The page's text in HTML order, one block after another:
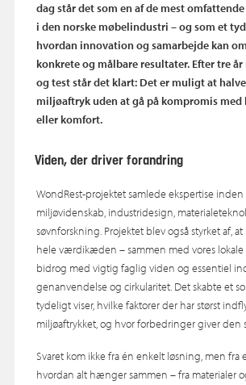
dag står det som en af de mest
i den norske møbelindustri – og som et
hvordan innovation og samarbejde kan
konkrete og målbare resultater. Efter tre
og test står det klart: Det er muligt at
miljøaftryk uden at gå på kompromis
eller komfort.
Viden, der driver forandring
WondRest‑projektet samlede ekspertise
miljøvidenskab, industridesign,
søvnforskning. Projektet blev også styrket af,
hele værdikæden – sammen med vores
bidrog med vigtig faglig viden og essentiel
genanvendelse og cirkularitet. Det skabte et
tydeligt viser, hvilke faktorer der har størst
miljøaftrykket, og hvor forbedringer giver den
Svaret kom ikke fra én enkelt løsning, men fra
hvordan alt hænger sammen – fra materialer